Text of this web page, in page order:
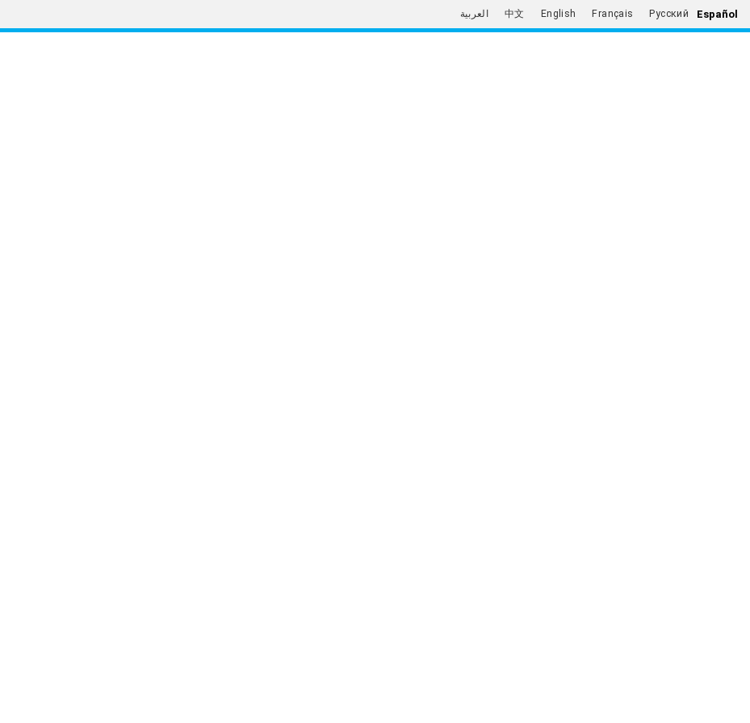
العربية 中文 English Français Русский Español